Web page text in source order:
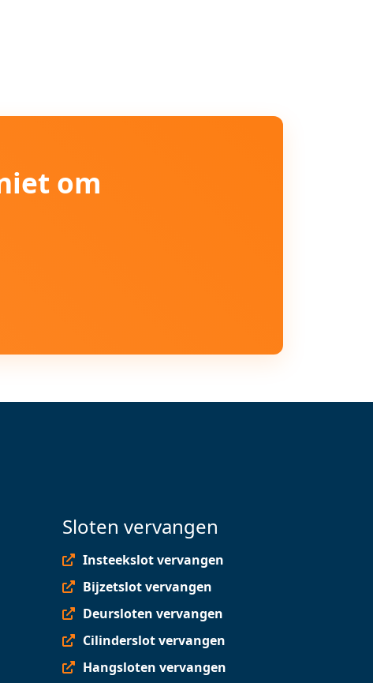
om
Sloten vervangen
Insteekslot vervangen
Bijzetslot vervangen
Deursloten vervangen
Cilinderslot vervangen
Hangsloten vervangen